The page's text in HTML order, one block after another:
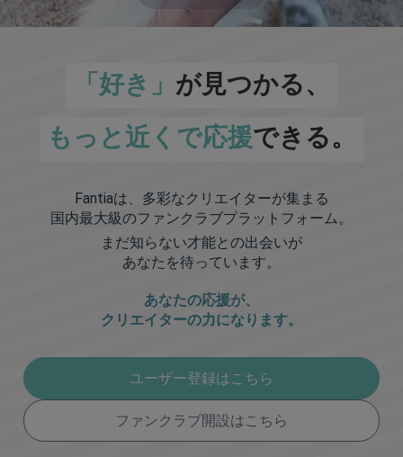
「好き」 が見つかる、
もっと近くで応援できる。
Fantiaは、多彩なクリエイターが集まる
国内最大級のファンクラブプラットフォーム。
まだ知らない才能との出会いが
あなたを待っています。
あなたの応援が、
クリエイターの力になります。
ユーザー登録はこちら
ファンクラブ開設はこちら